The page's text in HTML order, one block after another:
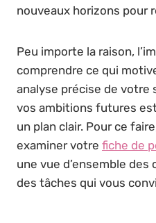
nouveaux horizons pour
Peu importe la raison,
comprendre ce qui
analyse précise de
vos ambitions futures
un plan clair. Pour ce
examiner votre fiche de
une vue d’ensemble
des tâches qui vous